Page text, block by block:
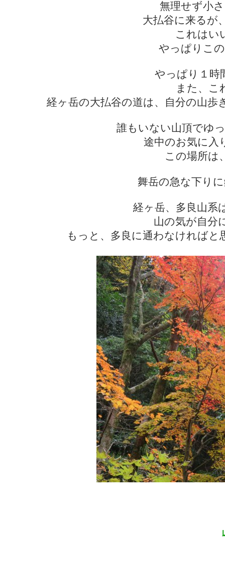
無理せず小
大払谷に来るが
これはい
やっぱりこ
やっぱり１時
また、こ
経ヶ岳の大払谷の道は、自分の山
誰もいない山頂でゆ
途中のお気に入
この場所は
舞岳の急な下り
経ヶ岳、多良山系
山の気が自分
もっと、多良に通わなければ